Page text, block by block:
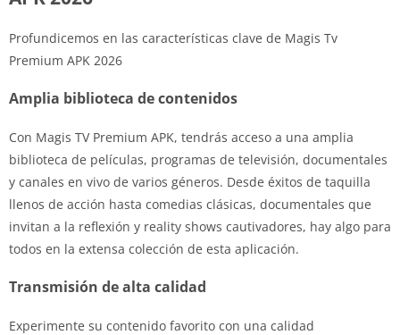
Profundicemos en las características clave de Magis Tv
Premium APK 2026
Amplia biblioteca de contenidos
Con Magis TV Premium APK, tendrás acceso a una amplia
biblioteca de películas, programas de televisión, documentales
y canales en vivo de varios géneros. Desde éxitos de taquilla
llenos de acción hasta comedias clásicas, documentales que
invitan a la reflexión y reality shows cautivadores, hay algo para
todos en la extensa colección de esta aplicación.
Transmisión de alta calidad
Experimente su contenido favorito con una calidad